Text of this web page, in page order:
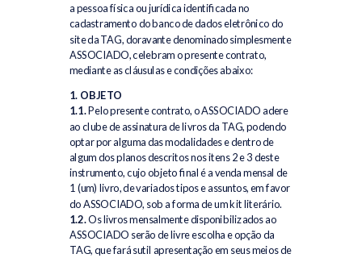
a pessoa física ou jurídica identificada no
cadastramento do banco de dados eletrônico do
site da TAG, doravante denominado simplesmente
ASSOCIADO, celebram o presente contrato,
mediante as cláusulas e condições abaixo:
1. OBJETO
1.1.Pelo presente contrato, o ASSOCIADO adere
ao clube de assinatura de livros da TAG, podendo
optar por alguma das modalidades e dentro de
algum dos planos descritos nos itens 2 e 3 deste
instrumento, cujo objeto final é a venda mensal de
1 (um) livro, de variados tipos e assuntos, em favor
do ASSOCIADO, sob a forma de um kit literário.
1.2.Os livros mensalmente disponibilizados ao
ASSOCIADO serão de livre escolha e opção da
TAG, que fará sutil apresentação em seus meios de